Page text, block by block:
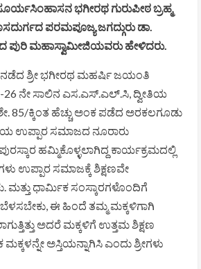
ಭಗೀರಥ ಗುರುಪೀಠ ಬ್ರಹ್ಮ
ಪರಮಪೂಜ್ಯ ಜಗದ್ಗುರು ಡಾ.
ಪುರಿ ಮಹಾಸ್ವಾಮೀಜಿಯವರು ಹೇಳಿದರು.
ನಡೆದ ಶ್ರೀ ಭಗೀರಥ ಮಹರ್ಷಿ ಜಯಂತಿ
26 ನೇ ಸಾಲಿನ ಎಸ.ಎಸ್.ಎಲ್.ಸಿ, ದ್ವೀತಿಯ
85/ಕ್ಕಿಂತ ಹೆಚ್ಚು ಅಂಕ ಪಡೆದ ಅರಕಲಗೂಡು
ಉಪ್ಪಾರ ಸಮಾಜದ ನೂರಾರು
ಹಮ್ಮಿಕೊಳ್ಳಲಾಗಿದ್ದ ಕಾರ್ಯಕ್ರಮದಲ್ಲಿ
ಉಪ್ಪಾರ ಸಮಾಜಕ್ಕೆ ಶಿಕ್ಷಣವೇ
ಮತ್ತು ಧಾರ್ಮಿಕ ಸಂಸ್ಕಾರಗಳೊಂದಿಗೆ
ಬೆಳಸಬೇಕು, ಈ ಹಿಂದೆ ತಮ್ಮ ಮಕ್ಕಳಿಗಾಗಿ
ಅದರೆ ಮಕ್ಕಳಿಗೆ ಉತ್ತಮ ಶಿಕ್ಷಣ
ಅಸ್ತಿಯನ್ನಾಗಿಸಿ ಎಂದು ಶ್ರೀಗಳು